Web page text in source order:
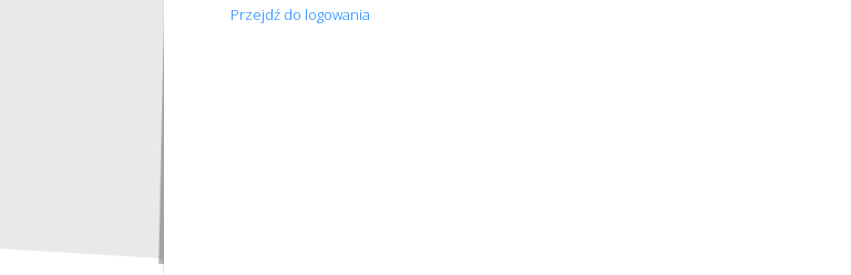
Przejdź do logowania